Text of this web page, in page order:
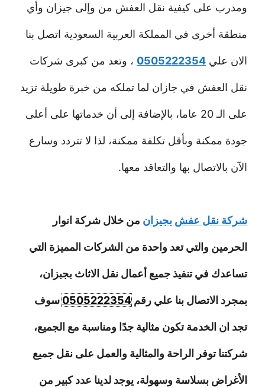
ومدرب على كيفية نقل العفش من وإلى جيزان وأي
منطقة أخرى في المملكة العربية السعودية اتصل بنا
الان علي 0505222354 ، وتعد من كبرى شركات
نقل العفش في جازان لما تملكه من خبرة طويلة تزيد
على الـ 20 عاما، بالإضافة إلى أن خدماتها على أعلى
جودة ممكنة وبأقل تكلفة ممكنة، لذا لا تتردد وسارع
الآن بالاتصال بها والتعاقد معها.
شركة نقل عفش بجيزان من خلال شركة انوار
الحرمين والتي تعد واحدة من الشركات المميزة التي
تساعدك في تنفيذ جميع أعمال نقل الاثاث بجبزان،
بمجرد الاتصال بنا علي رقم0505222354سوف
تجد ان الخدمة تكون مثالية جدًا ومناسبة مع الجميع،
شركتنا توفر الراحة والمثالية والعمل على نقل جميع
الأغراض بسلاسة وسهولة، يوجد لدينا عدد كبير من